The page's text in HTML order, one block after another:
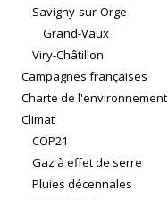
Savigny-sur-Orge
Grand-Vaux
Viry-Châtillon
Campagnes françaises
Charte de l'environnement
Climat
COP21
Gaz à effet de serre
Pluies décennales